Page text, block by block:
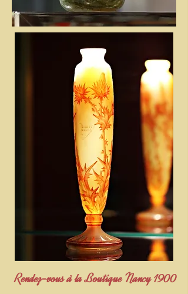
Rendez-vous à la Boutique Nancy 1900